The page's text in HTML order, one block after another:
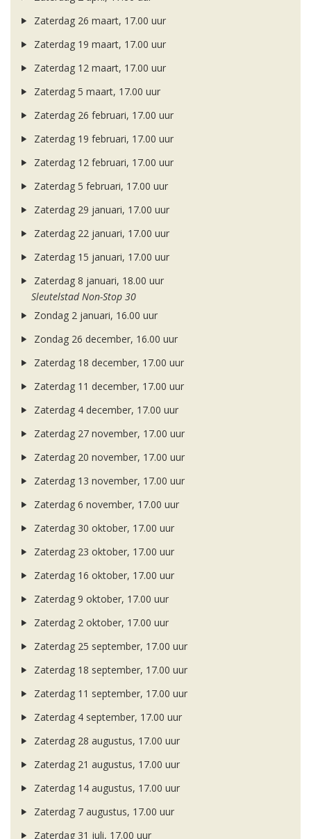
Zaterdag 26 maart, 17.00 uur
Zaterdag 19 maart, 17.00 uur
Zaterdag 12 maart, 17.00 uur
Zaterdag 5 maart, 17.00 uur
Zaterdag 26 februari, 17.00 uur
Zaterdag 19 februari, 17.00 uur
Zaterdag 12 februari, 17.00 uur
Zaterdag 5 februari, 17.00 uur
Zaterdag 29 januari, 17.00 uur
Zaterdag 22 januari, 17.00 uur
Zaterdag 15 januari, 17.00 uur
Zaterdag 8 januari, 18.00 uur
Sleutelstad Non-Stop 30
Zondag 2 januari, 16.00 uur
Zondag 26 december, 16.00 uur
Zaterdag 18 december, 17.00 uur
Zaterdag 11 december, 17.00 uur
Zaterdag 4 december, 17.00 uur
Zaterdag 27 november, 17.00 uur
Zaterdag 20 november, 17.00 uur
Zaterdag 13 november, 17.00 uur
Zaterdag 6 november, 17.00 uur
Zaterdag 30 oktober, 17.00 uur
Zaterdag 23 oktober, 17.00 uur
Zaterdag 16 oktober, 17.00 uur
Zaterdag 9 oktober, 17.00 uur
Zaterdag 2 oktober, 17.00 uur
Zaterdag 25 september, 17.00 uur
Zaterdag 18 september, 17.00 uur
Zaterdag 11 september, 17.00 uur
Zaterdag 4 september, 17.00 uur
Zaterdag 28 augustus, 17.00 uur
Zaterdag 21 augustus, 17.00 uur
Zaterdag 14 augustus, 17.00 uur
Zaterdag 7 augustus, 17.00 uur
Zaterdag 31 juli, 17.00 uur